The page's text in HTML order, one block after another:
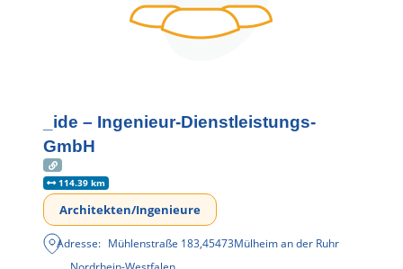
_ide – Ingenieur-Dienstleistungs-
GmbH
114.39 km
Architekten/Ingenieure
Adresse: Mühlenstraße 183,45473Mülheim an der Ruhr